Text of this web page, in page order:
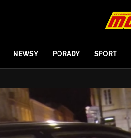
NEWSY PORADY SPORT